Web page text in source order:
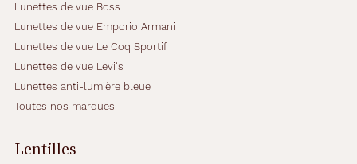
l
'
e
u
.
de
Lunettes de vue Boss
Lunettes de vue Emporio Armani
Lunettes de vue Le Coq Sportif
Lunettes de vue Levi's
Lunettes anti-lumière bleue
Toutes nos marques
Lentilles